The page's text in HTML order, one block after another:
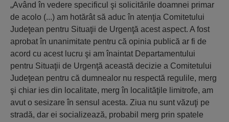
„Având în vedere specificul şi solicitările doamnei primar
de acolo (...) am hotărât să aduc în atenţia Comitetului
Judeţean pentru Situaţii de Urgenţă acest aspect. A fost
aprobat în unanimitate pentru că opinia publică ar fi de
acord cu acest lucru şi am înaintat Departamentului
pentru Situaţii de Urgenţă această decizie a Comitetului
Judeţean pentru că dumnealor nu respectă regulile, merg
şi chiar ies din localitate, merg în localităţile limitrofe, am
avut o sesizare în sensul acesta. Ziua nu sunt văzuţi pe
stradă, dar ei socializează, probabil merg prin spatele